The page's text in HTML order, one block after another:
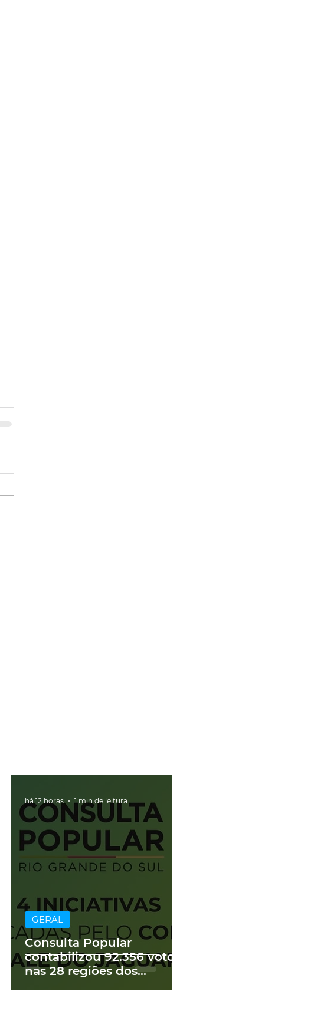
Consulta Popular
contabilizou 92.356 votos
nas 28 regiões dos
GERAL
há 12 horas 1 min de leitura